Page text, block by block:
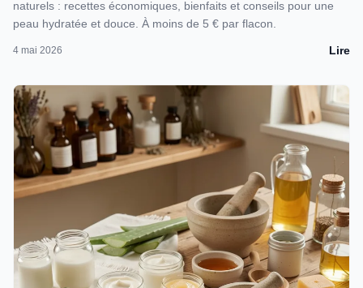
naturels : recettes économiques, bienfaits et conseils pour une
peau hydratée et douce. À moins de 5 € par flacon.
4 mai 2026 Lire